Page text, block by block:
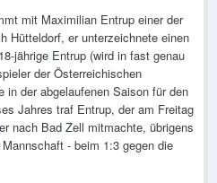
mit Maximilian Entrup einer der
Hütteldorf, er unterzeichnete einen
jährige Entrup (wird in fast genau
der Österreichischen
in der abgelaufenen Saison für den
Jahres traf Entrup, der am Freitag
nach Bad Zell mitmachte, übrigens
- beim 1:3 gegen die